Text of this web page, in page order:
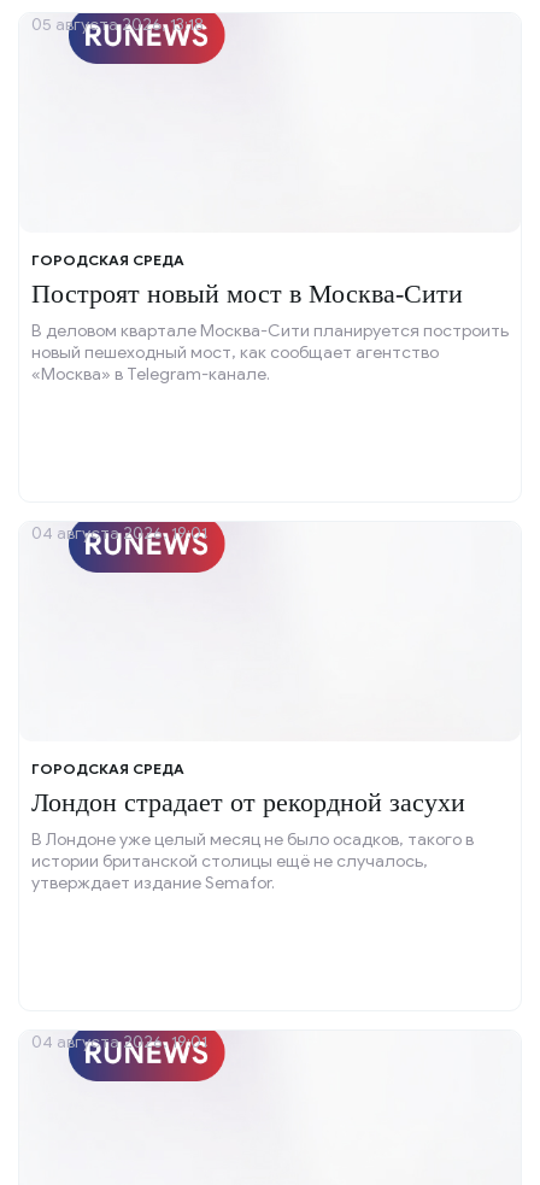
ГОРОДСКАЯ СРЕДА
Построят новый мост в Москва-Сити
В деловом квартале Москва-Сити планируется построить
новый пешеходный мост, как сообщает агентство
«Москва» в Telegram-канале.
05 августа 2026, 13:18
ГОРОДСКАЯ СРЕДА
Лондон страдает от рекордной засухи
В Лондоне уже целый месяц не было осадков, такого в
истории британской столицы ещё не случалось,
утверждает издание Semafor.
04 августа 2026, 19:01
04 августа 2026, 19:01